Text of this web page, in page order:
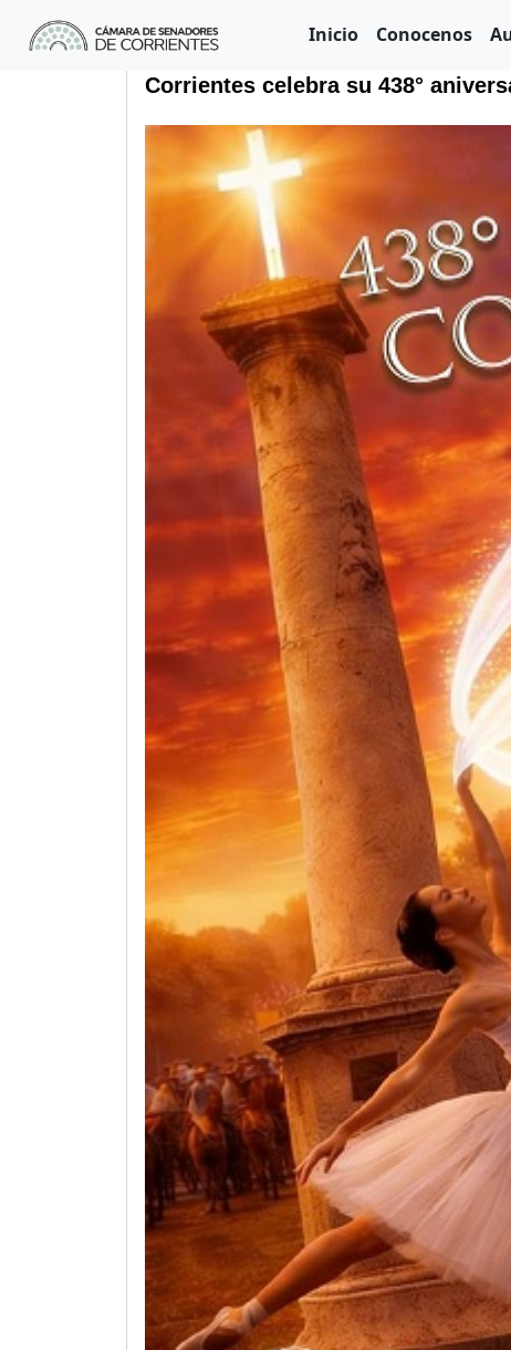
Inicio Conocenos
Corrientes celebra su 438°